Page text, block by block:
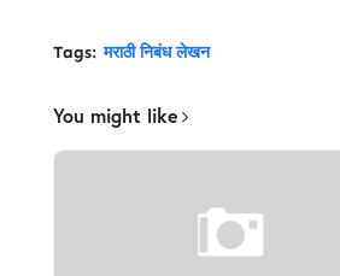
Tags: मराठी निबंध लेखन
You might like